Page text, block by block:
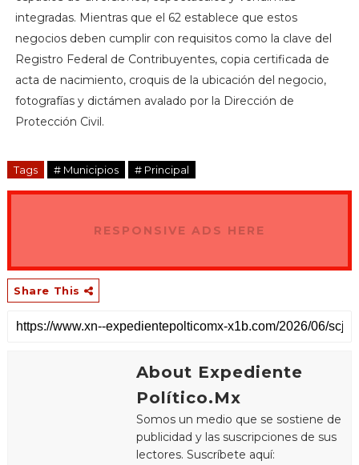
integradas. Mientras que el 62 establece que estos
negocios deben cumplir con requisitos como la clave del
Registro Federal de Contribuyentes, copia certificada de
acta de nacimiento, croquis de la ubicación del negocio,
fotografías y dictámen avalado por la Dirección de
Protección Civil.
Tags # Municipios # Principal
RESPONSIVE ADS HERE
Share This
About Expediente
Político.Mx
Somos un medio que se sostiene de
publicidad y las suscripciones de sus
lectores. Suscríbete aquí: